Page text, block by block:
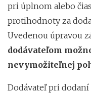
pri úplnom alebo
protihodnoty za
Uvedenou úpravou
dodávateľom
nevymožiteľnej
Dodávateľ pri